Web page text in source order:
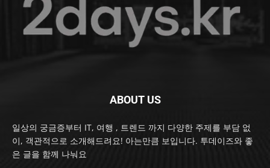
ABOUT US
일상의 궁금증부터 IT, 여행 , 트렌드 까지 다양한 주제를 부담 없
이, 객관적으로 소개해드려요! 아는만큼 보입니다. 투데이즈와 좋
은 글을 함께 나눠요